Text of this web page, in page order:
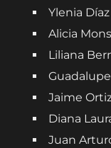
Ylenia
Alicia
Liliana
Jaime
Diana
Juan